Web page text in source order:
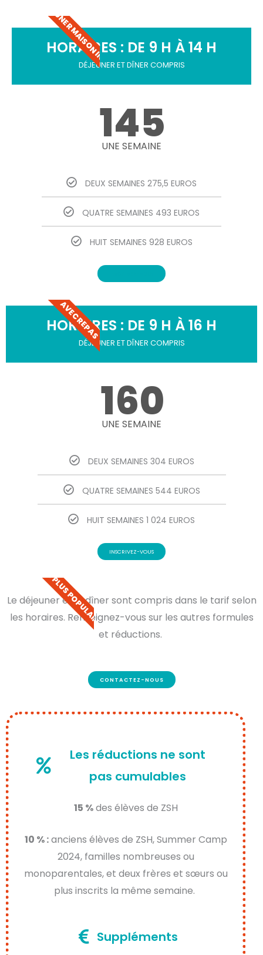
DÉJEUNER MAISON INCLUS
HORAIRES : DE 9 H À 14 H
DÉJEUNER ET DÎNER COMPRIS
145
UNE SEMAINE
DEUX SEMAINES 275,5 EUROS
QUATRE SEMAINES 493 EUROS
HUIT SEMAINES 928 EUROS
AVEC REPAS
HORAIRES : DE 9 H À 16 H
DÉJEUNER ET DÎNER COMPRIS
160
UNE SEMAINE
DEUX SEMAINES 304 EUROS
QUATRE SEMAINES 544 EUROS
HUIT SEMAINES 1 024 EUROS
INSCRIVEZ-VOUS
LES PLUS POPULAIRES
Le déjeuner et le dîner sont compris dans le tarif selon
les horaires. Renseignez-vous sur les autres formules
et réductions.
CONTACTEZ-NOUS
Les réductions ne sont
pas cumulables
15 %des élèves de ZSH
10 % :anciens élèves de ZSH, Summer Camp
2024, familles nombreuses ou
monoparentales, et deux frères et sœurs ou
plus inscrits la même semaine.
Suppléments